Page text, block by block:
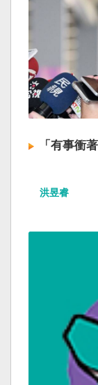
「有事衝
洪昱睿